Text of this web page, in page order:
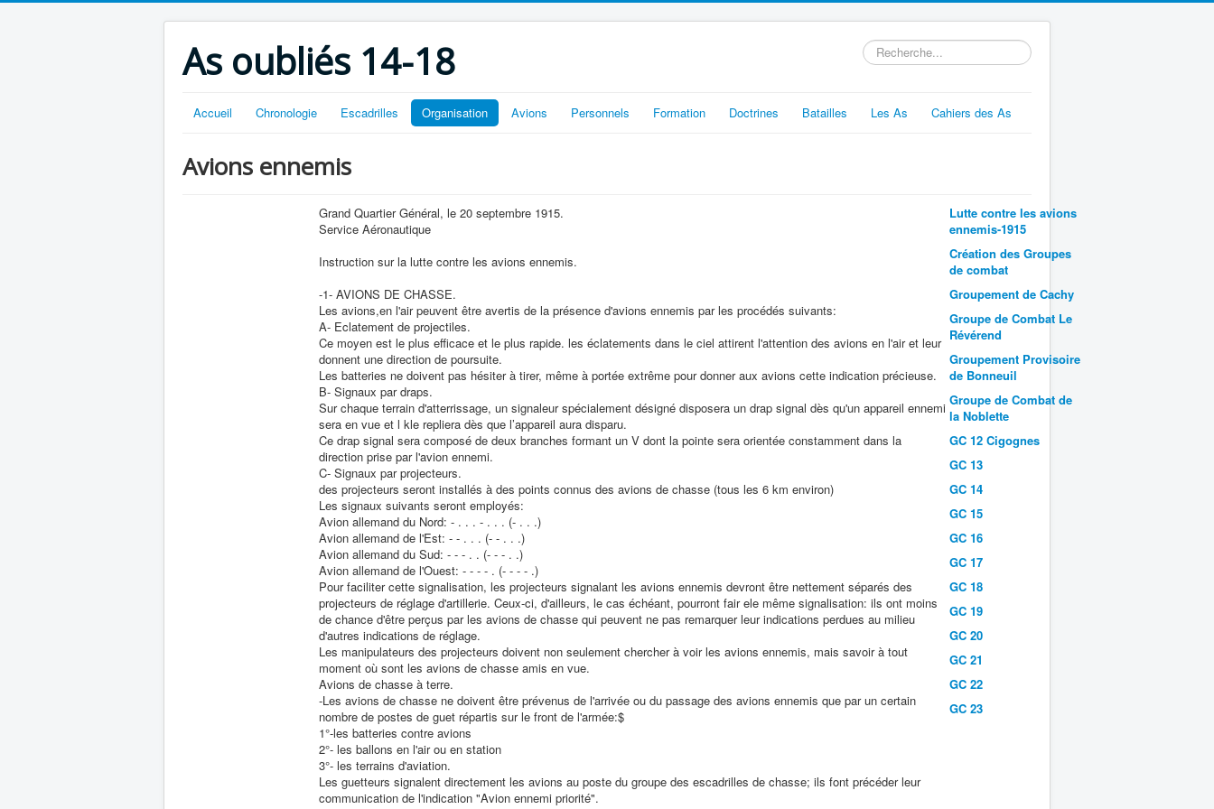
As oubliés 14-18 Rechercher
Accueil Chronologie Escadrilles Organisation Avions Personnels Formation Doctrines Batailles Les As Cahiers des As
Avions ennemis
Grand Quartier Général, le 20 septembre 1915.
Service Aéronautique
Instruction sur la lutte contre les avions ennemis.
-1- AVIONS DE CHASSE.
Les avions,en l'air peuvent être avertis de la présence d'avions ennemis par les procédés suivants:
A- Eclatement de projectiles.
Ce moyen est le plus efficace et le plus rapide. les éclatements dans le ciel attirent l'attention des avions en l'air et leur
donnent une direction de poursuite.
Les batteries ne doivent pas hésiter à tirer, même à portée extrême pour donner aux avions cette indication précieuse.
B- Signaux par draps.
Sur chaque terrain d'atterrissage, un signaleur spécialement désigné disposera un drap signal dès qu'un appareil ennemi
sera en vue et l kle repliera dès que l’appareil aura disparu.
Ce drap signal sera composé de deux branches formant un V dont la pointe sera orientée constamment dans la
direction prise par l'avion ennemi.
C- Signaux par projecteurs.
des projecteurs seront installés à des points connus des avions de chasse (tous les 6 km environ)
Les signaux suivants seront employés:
Avion allemand du Nord: - . . . - . . . (- . . .)
Avion allemand de l'Est: - - . . . (- - . . .)
Avion allemand du Sud: - - - . . (- - - . .)
Avion allemand de l'Ouest: - - - - . (- - - - .)
Pour faciliter cette signalisation, les projecteurs signalant les avions ennemis devront être nettement séparés des
projecteurs de réglage d'artillerie. Ceux-ci, d'ailleurs, le cas échéant, pourront fair ele même signalisation: ils ont moins
de chance d'être perçus par les avions de chasse qui peuvent ne pas remarquer leur indications perdues au milieu
d'autres indications de réglage.
Les manipulateurs des projecteurs doivent non seulement chercher à voir les avions ennemis, mais savoir à tout
moment où sont les avions de chasse amis en vue.
Avions de chasse à terre.
-Les avions de chasse ne doivent être prévenus de l'arrivée ou du passage des avions ennemis que par un certain
nombre de postes de guet répartis sur le front de l'armée:$
1°-les batteries contre avions
2°- les ballons en l'air ou en station
3°- les terrains d'aviation.
Les guetteurs signalent directement les avions au poste du groupe des escadrilles de chasse; ils font précéder leur
communication de l'indication "Avion ennemi priorité".
Lutte contre les avions
ennemis-1915
Création des Groupes
de combat
Groupement de Cachy
Groupe de Combat Le
Révérend
Groupement Provisoire
de Bonneuil
Groupe de Combat de
la Noblette
GC 12 Cigognes
GC 13
GC 14
GC 15
GC 16
GC 17
GC 18
GC 19
GC 20
GC 21
GC 22
GC 23